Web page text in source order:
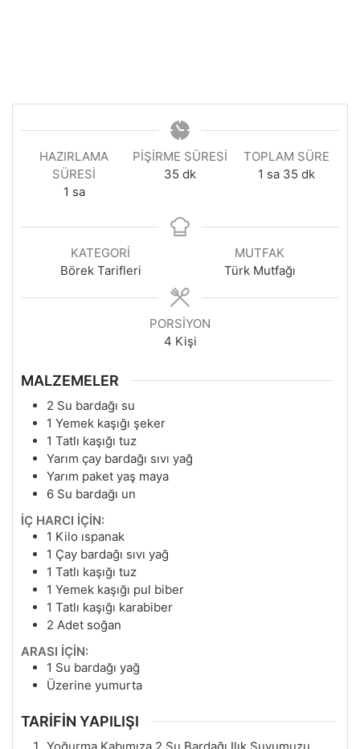
HAZIRLAMA
SÜRESI
1 saat
sa
PIŞIRME SÜRESI
35 dakika
dk
TOPLAM SÜRE
1 saat
sa 35dakika
dk
KATEGORI
Börek Tarifleri
MUTFAK
Türk Mutfağı
PORSIYON
4 Kişi
MALZEMELER
2 Su bardağı su
1 Yemek kaşığı şeker
1 Tatlı kaşığı tuz
Yarım çay bardağı sıvı yağ
Yarım paket yaş maya
6 Su bardağı un
İÇ HARCI İÇİN:
1 Kilo ıspanak
1 Çay bardağı sıvı yağ
1 Tatlı kaşığı tuz
1 Yemek kaşığı pul biber
1 Tatlı kaşığı karabiber
2 Adet soğan
ARASI İÇİN:
1 Su bardağı yağ
Üzerine yumurta
TARİFİN YAPILIŞI